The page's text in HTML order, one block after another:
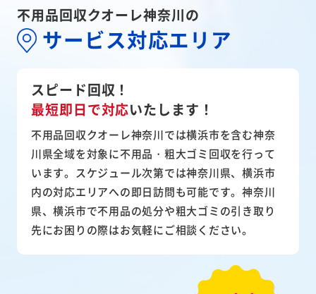
不用品回収クオーレ神奈川の
サービス対応エリア
スピード回収！
最短即日で対応いたします！
不用品回収クオーレ神奈川では横浜市を含む神奈
川県全域を対象に不用品・粗大ゴミ回収を行って
います。スケジュール次第では神奈川県、横浜市
内の対応エリアへの即日訪問も可能です。神奈川
県、横浜市で不用品の処分や粗大ゴミの引き取り
先にお困りの際はお気軽にご相談ください。